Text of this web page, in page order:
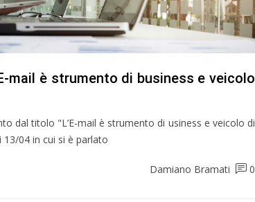
mail è strumento di business e veicolo
dal titolo "L’E-mail è strumento di usiness e veicolo di
04 in cui si è parlato
Damiano Bramati 0